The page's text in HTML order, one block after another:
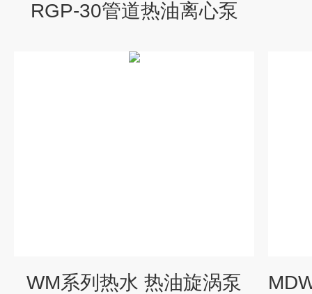
RGP-30管道热油离心泵
WM系列热水 热油旋涡泵